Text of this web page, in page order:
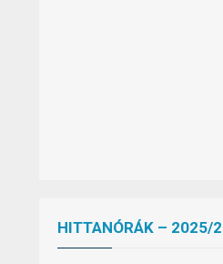
HITTANÓRÁK – 2025/